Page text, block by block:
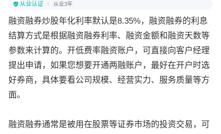
从业认证 从业3年
融资融券炒股年化利率默认是8.35%，融资融券的利息
结算方式是根据融资融券利率、融资金额和融资天数等
参数来计算的。开低费率融资账户，可直接向客户经理
提出申请，如果您想要开通两融账户，最好在开户时选
好券商，具体要看公司规模、经营实力、服务质量等方
面。
融资融券通常是被用在股票等证券市场的投资交易，可